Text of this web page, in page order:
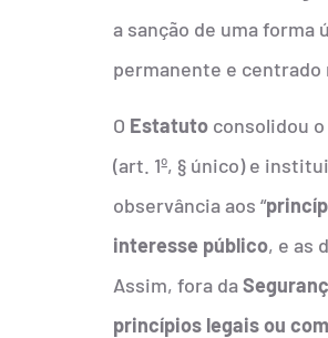
a sanção de uma forma
permanente e centrado
O Estatuto consolidou o
(art. 1º, § único) e
observância aos “
interesse público, e as
Assim, fora da
princípios legais ou